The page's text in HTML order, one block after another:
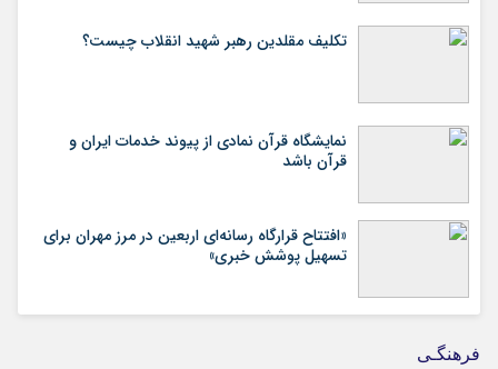
تکلیف مقلدین رهبر شهید انقلاب چیست؟
نمایشگاه قرآن نمادی از پیوند خدمات ایران و
قرآن باشد
«افتتاح قرارگاه رسانه‌ای اربعین در مرز مهران برای
تسهیل پوشش خبری»
فرهنگـی